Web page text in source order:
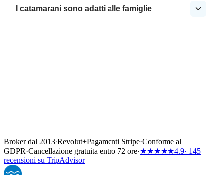
I catamarani sono adatti alle famiglie
Broker dal 2013·Revolut+Pagamenti Stripe·Conforme al
GDPR·Cancellazione gratuita entro 72 ore·★★★★★4.9· 145
recensioni su TripAdvisor